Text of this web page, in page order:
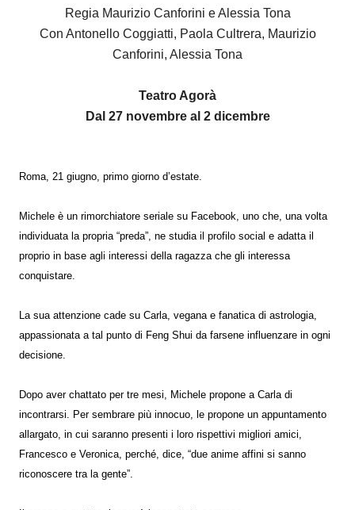
Regia Maurizio Canforini e Alessia Tona
Con Antonello Coggiatti, Paola Cultrera, Maurizio
Canforini, Alessia Tona
Teatro Agorà
Dal 27 novembre al 2 dicembre
Roma, 21 giugno, primo giorno d’estate.
Michele è un rimorchiatore seriale su Facebook, uno che, una volta
individuata la propria “preda”, ne studia il profilo social e adatta il
proprio in base agli interessi della ragazza che gli interessa
conquistare.
La sua attenzione cade su Carla, vegana e fanatica di astrologia,
appassionata a tal punto di Feng Shui da farsene influenzare in ogni
decisione.
Dopo aver chattato per tre mesi, Michele propone a Carla di
incontrarsi. Per sembrare più innocuo, le propone un appuntamento
allargato, in cui saranno presenti i loro rispettivi migliori amici,
Francesco e Veronica, perché, dice, “due anime affini si sanno
riconoscere tra la gente”.